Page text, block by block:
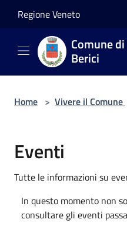
Regione Veneto
Comune
Berici
Home > Vivere il Comune
Eventi
Tutte le informazioni su
In questo momento non
consultare gli eventi